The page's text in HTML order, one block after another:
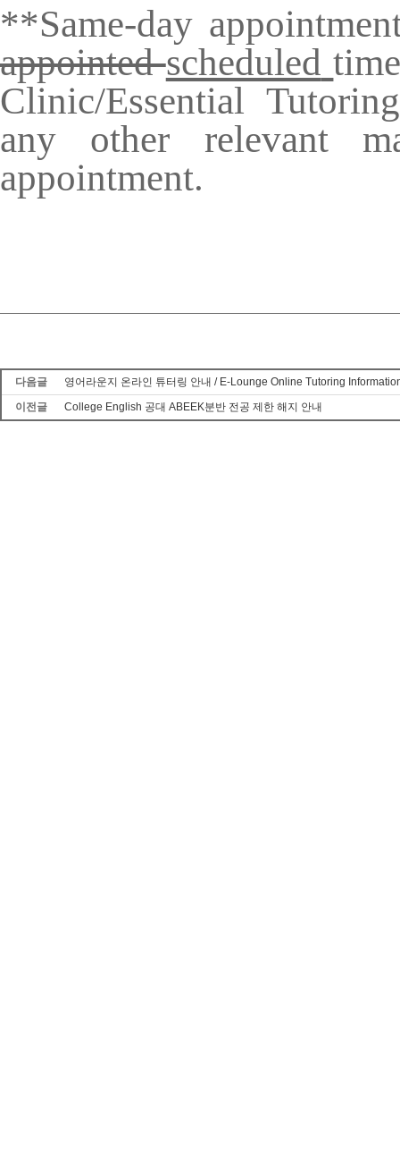
**Same-day
appointedscheduled
Clinic/Essential Tutoring
any other relevant
appointment.
다음글
영어라운지 온라인 튜터링 안내 / E-Lounge Online Tutoring
이전글
College English 공대 ABEEK분반 전공 제한 해지 안내